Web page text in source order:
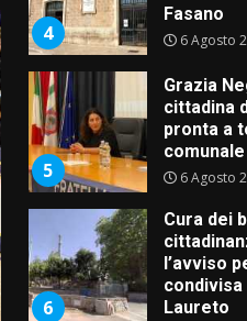
4
Fasano
6 Agosto
5
Grazia
cittadina
pronta a
comunale
6 Agosto
6
Cura dei
l’avviso
Laureto